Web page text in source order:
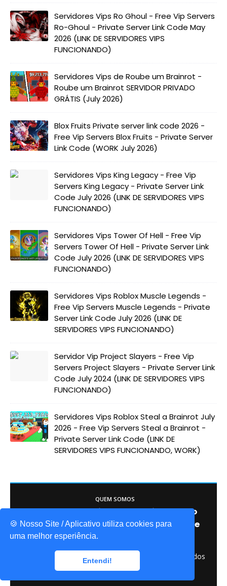
🍪 Nosso Site / Aplicativo utiliza cookies para
uma melhor esperiência.
Entendi!
Servidores Vips Ro Ghoul - Free Vip Servers
Ro-Ghoul - Private Server Link Code May
2026 (LINK DE SERVIDORES VIPS
FUNCIONANDO)
Servidores Vips de Roube um Brainrot -
Roube um Brainrot SERVIDOR PRIVADO
GRÁTIS (July 2026)
Blox Fruits Private server link code 2026 -
Free Vip Servers Blox Fruits - Private Server
Link Code (WORK July 2026)
Servidores Vips King Legacy - Free Vip
Servers King Legacy - Private Server Link
Code July 2026 (LINK DE SERVIDORES VIPS
FUNCIONANDO)
Servidores Vips Tower Of Hell - Free Vip
Servers Tower Of Hell - Private Server Link
Code July 2026 (LINK DE SERVIDORES VIPS
FUNCIONANDO)
Servidores Vips Roblox Muscle Legends -
Free Vip Servers Muscle Legends - Private
Server Link Code July 2026 (LINK DE
SERVIDORES VIPS FUNCIONANDO)
Servidor Vip Project Slayers - Free Vip
Servers Project Slayers - Private Server Link
Code July 2024 (LINK DE SERVIDORES VIPS
FUNCIONANDO)
Servidores Vips Roblox Steal a Brainrot July
2026 - Free Vip Servers Steal a Brainrot -
Private Server Link Code (LINK DE
SERVIDORES VIPS FUNCIONANDO, WORK)
QUEM SOMOS
Game Codes Brasil, o melhor site sobre o
mundo do Roblox. Itens gáris, códigos de
jogos, promocodes, e muito mais!
© 2025 gamecodesbrasil - Todos os direitos reservados